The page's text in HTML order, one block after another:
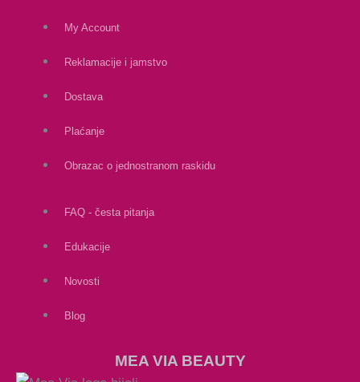
My Account
Reklamacije i jamstvo
Dostava
Plaćanje
Obrazac o jednostranom raskidu
FAQ - česta pitanja
Edukacije
Novosti
Blog
MEA VIA BEAUTY